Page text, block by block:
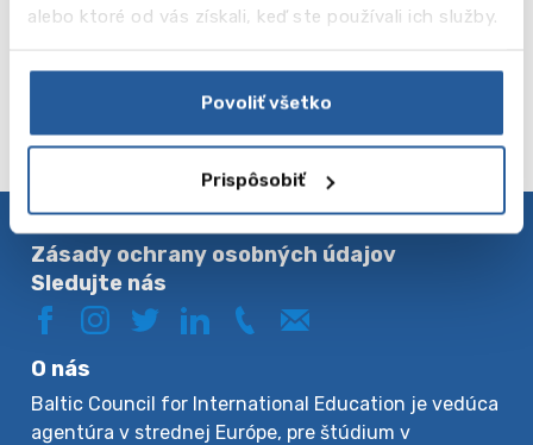
alebo ktoré od vás získali, keď ste používali ich služby.
Povoliť všetko
Prispôsobiť
Čítaj
St
Zásady ochrany osobných údajov
Sledujte nás
O nás
Baltic Council for International Education je vedúca
agentúra v strednej Európe, pre štúdium v